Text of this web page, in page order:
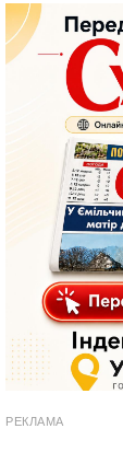
РЕКЛАМА